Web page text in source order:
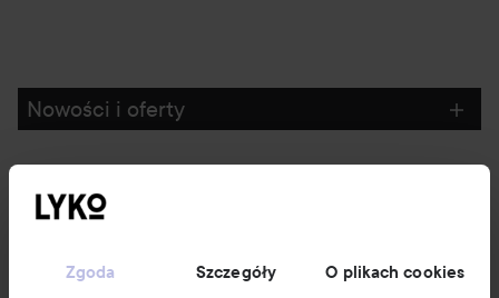
Zgoda Szczegóły O plikach cookies
Nowości i oferty
Obsługa klienta